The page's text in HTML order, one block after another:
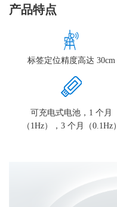
产品特点
标签定位精度高达 30cm
可充电式电池，1 个月
（1Hz），3 个月（0.1Hz）